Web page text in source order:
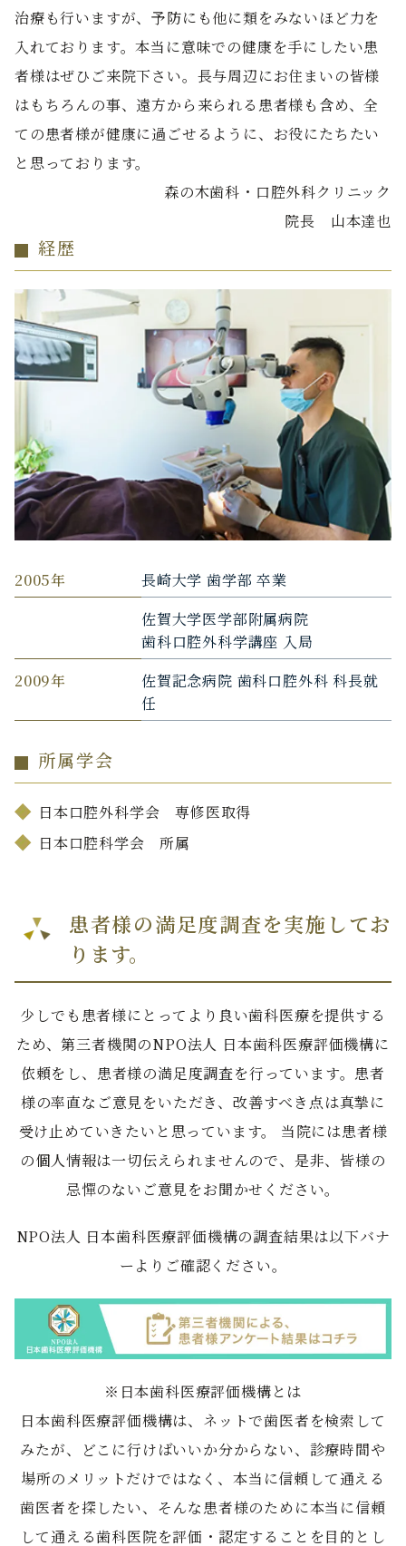
治療も行いますが、予防にも他に類をみないほど力を
入れております。本当に意味での健康を手にしたい患
者様はぜひご来院下さい。長与周辺にお住まいの皆様
はもちろんの事、遠方から来られる患者様も含め、全
ての患者様が健康に過ごせるように、お役にたちたい
と思っております。
森の木歯科・口腔外科クリニック
院長 山本達也
経歴
2005年
長崎大学 歯学部 卒業
佐賀大学医学部附属病院
歯科口腔外科学講座 入局
2009年
佐賀記念病院 歯科口腔外科 科長就
任
所属学会
日本口腔外科学会 専修医取得
日本口腔科学会 所属
患者様の満⾜度調査を実施してお
ります。
少しでも患者様にとってより良い⻭科医療を提供する
ため、第三者機関のNPO法⼈ ⽇本⻭科医療評価機構に
依頼をし、患者様の満⾜度調査を⾏っています。患者
様の率直なご意⾒をいただき、改善すべき点は真摯に
受け⽌めていきたいと思っています。 当院には患者様
の個⼈情報は⼀切伝えられませんので、是⾮、皆様の
忌憚のないご意⾒をお聞かせください。
NPO法⼈ ⽇本⻭科医療評価機構の調査結果は以下バナ
ーよりご確認ください。
※⽇本⻭科医療評価機構とは
⽇本⻭科医療評価機構は、ネットで⻭医者を検索して
みたが、どこに⾏けばいいか分からない、診療時間や
場所のメリットだけではなく、本当に信頼して通える
⻭医者を探したい、そんな患者様のために本当に信頼
して通える⻭科医院を評価・認定することを⽬的とし